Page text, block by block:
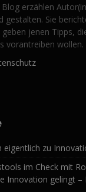
erzählen
gestalten. Sie
jenen Tipps,
vorantreiben wollen.
eigentlich zu
im Check mit
Innovation gelingt –